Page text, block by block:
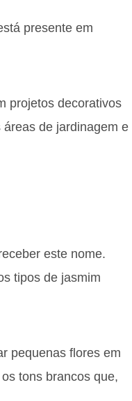
presente em
projetos decorativos
de jardinagem e
este nome.
tipos de jasmim
pequenas flores em
tons brancos que,